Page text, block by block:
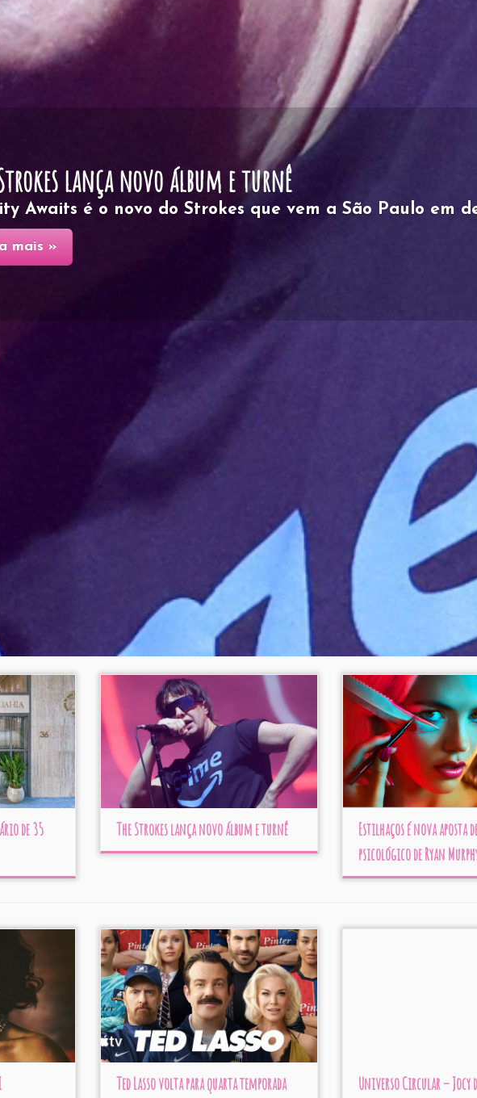
é nova aposta de thriller psicológico de Ryan Murphy
é nova aposta de thriller psicológico de Ryan
...
de 35
The Strokes lança novo álbum e turnê
Estilhaços é nova aposta
psicológico de Ryan
Ted Lasso volta para quarta temporada Universo Circular – Jocy